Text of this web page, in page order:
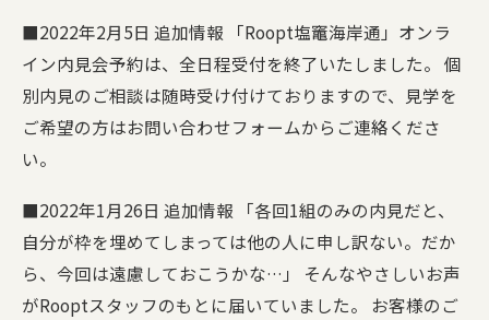
■2022年2月5日 追加情報 「Roopt塩竈海岸通」オンラ
イン内見会予約は、全日程受付を終了いたしました。 個
別内見のご相談は随時受け付けておりますので、見学を
ご希望の方はお問い合わせフォームからご連絡くださ
い。
■2022年1月26日 追加情報 「各回1組のみの内見だと、
自分が枠を埋めてしまっては他の人に申し訳ない。だか
ら、今回は遠慮しておこうかな…」 そんなやさしいお声
がRooptスタッフのもとに届いていました。 お客様のご